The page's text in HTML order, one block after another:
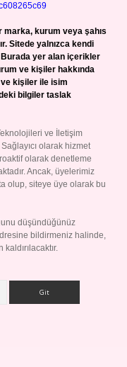
kurum veya şahıs
Sitede yalnızca kendi
Burada yer alan içerikler
ve kişiler hakkında
ve kişiler ile isim
bilgiler taslak
ve İletişim
olarak hizmet
olarak denetleme
Ancak, üyelerimiz
olup, siteye üye olarak bu
düşündüğünüz
bildirmeniz halinde,